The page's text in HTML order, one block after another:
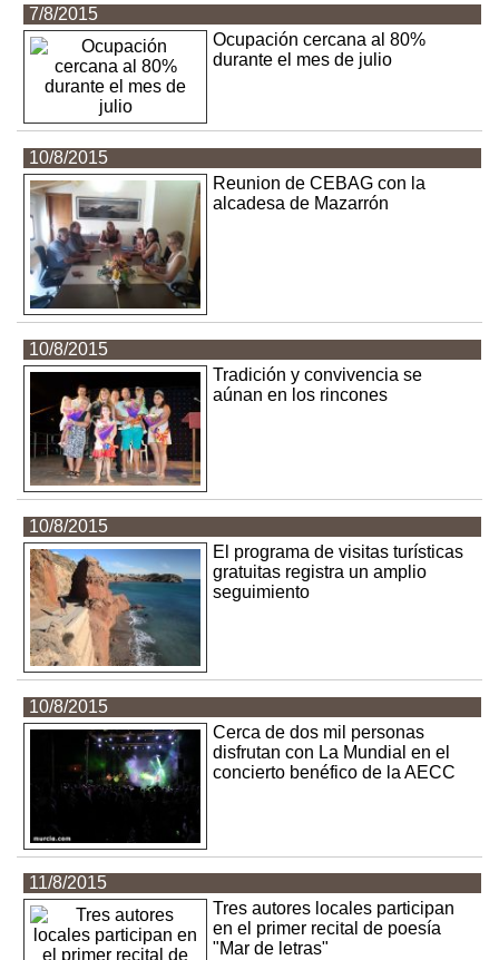
7/8/2015
Ocupación cercana al 80%
durante el mes de julio
10/8/2015
Reunion de CEBAG con la
alcadesa de Mazarrón
10/8/2015
Tradición y convivencia se
aúnan en los rincones
10/8/2015
El programa de visitas turísticas
gratuitas registra un amplio
seguimiento
10/8/2015
Cerca de dos mil personas
disfrutan con La Mundial en el
concierto benéfico de la AECC
11/8/2015
Tres autores locales participan
en el primer recital de poesía
"Mar de letras"